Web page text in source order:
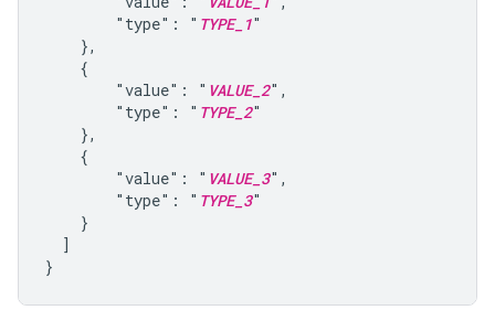
        "type": "
TYPE_1"
    },
    {
        "value": "
VALUE_2",
        "type": "
TYPE_2"
    },
    {
        "value": "
VALUE_3",
        "type": "
TYPE_3"
    }
  ]